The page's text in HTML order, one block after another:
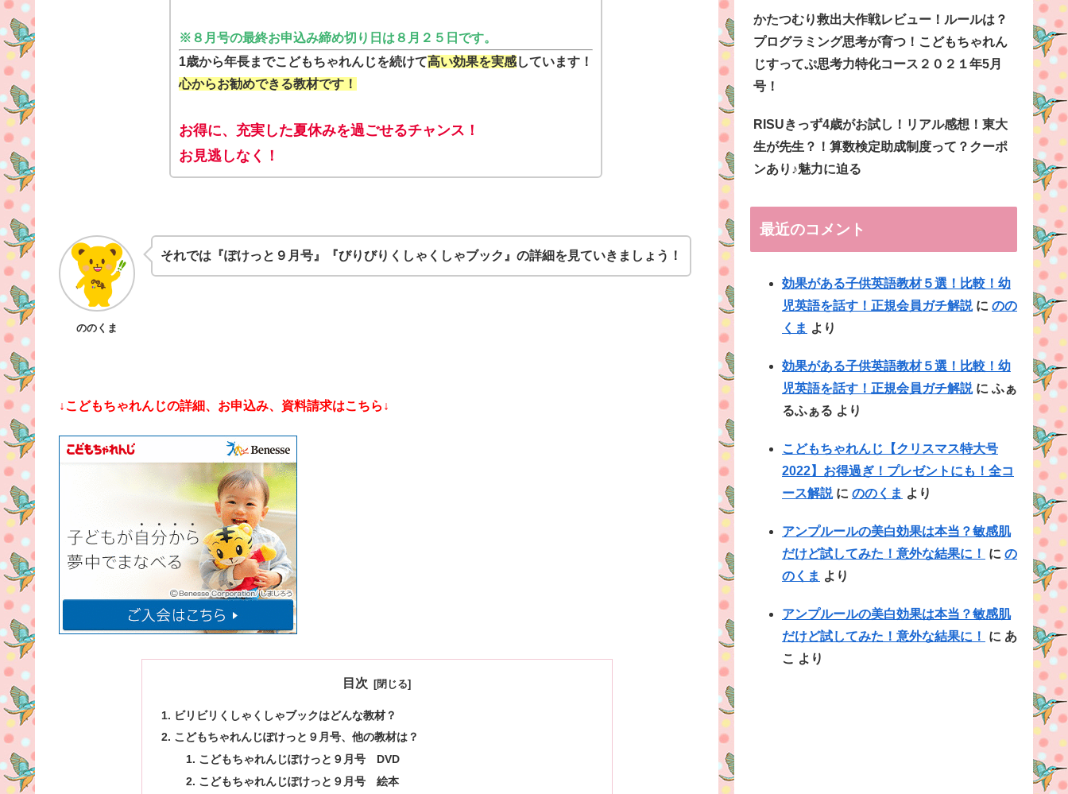
※８月号の最終お申込み締め切り日は８月２５日です。
1歳から年長までこどもちゃれんじを続けて高い効果を実感しています！
心からお勧めできる教材です！
お得に、充実した夏休みを過ごせるチャンス！
お見逃しなく！
ののくま
それでは『ぽけっと９月号』『びりびりくしゃくしゃブック』の詳細を見ていきましょう！
↓こどもちゃれんじの詳細、お申込み、資料請求はこちら↓
目次
ビリビリくしゃくしゃブックはどんな教材？
こどもちゃれんじぽけっと９月号、他の教材は？
こどもちゃれんじぽけっと９月号 DVD
こどもちゃれんじぽけっと９月号 絵本
かたつむり救出大作戦レビュー！ルールは？
プログラミング思考が育つ！こどもちゃれん
じすってぷ思考力特化コース２０２１年5月
号！
RISUきっず4歳がお試し！リアル感想！東大
生が先生？！算数検定助成制度って？クーポ
ンあり♪魅力に迫る
最近のコメント
効果がある子供英語教材５選！比較！幼
児英語を話す！正規会員ガチ解説に のの
くま より
効果がある子供英語教材５選！比較！幼
児英語を話す！正規会員ガチ解説に ふぁ
るふぁる より
こどもちゃれんじ【クリスマス特大号
2022】お得過ぎ！プレゼントにも！全コ
ース解説に ののくま より
アンプルールの美白効果は本当？敏感肌
だけど試してみた！意外な結果に！
に の
のくま より
アンプルールの美白効果は本当？敏感肌
だけど試してみた！意外な結果に！
に あ
こ より